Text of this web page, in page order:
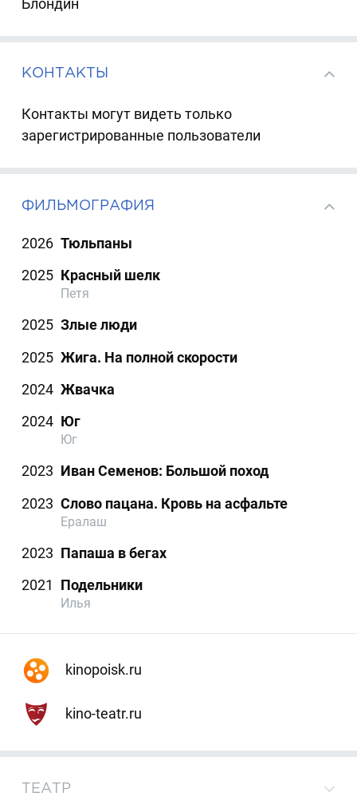
Блондин
КОНТАКТЫ
Контакты могут видеть только
зарегистрированные пользователи
ФИЛЬМОГРАФИЯ
2026 Тюльпаны
2025 Красный шелк
Петя
2025 Злые люди
2025 Жига. На полной скорости
2024 Жвачка
2024 Юг
Юг
2023 Иван Семенов: Большой поход
2023 Слово пацана. Кровь на асфальте
Ералаш
2023 Папаша в бегах
2021
Подельники
Илья
kinopoisk.ru
kino-teatr.ru
ТЕАТР